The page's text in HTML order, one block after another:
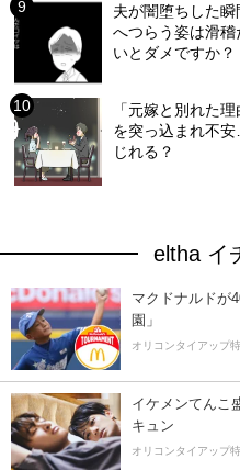
夫が闇堕ちした
へつらう姿は滑
いとダメですか？
「元嫁と別れた
を突っ込まれ不
じれる？
eltha イ
マクドナルドが
園」
オリコンタイアップ
イケメンてんこ
キュン
オリコンタイアップ